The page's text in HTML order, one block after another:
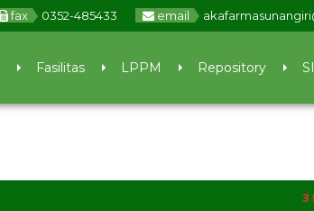
fax 0352-485433 email
Fasilitas LPPM Repository
3 tahun yang